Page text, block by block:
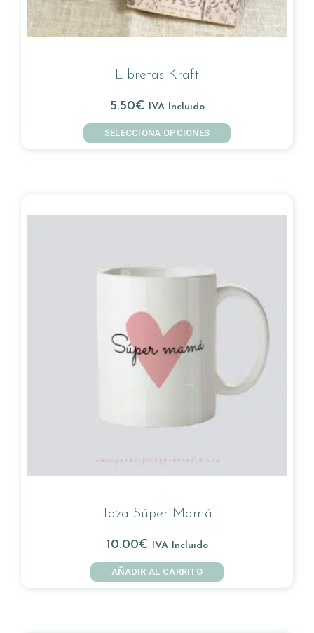
Libretas Kraft
5.50€ IVA Incluido
SELECCIONA OPCIONES
Taza Súper Mamá
10.00€ IVA Incluido
AÑADIR AL CARRITO